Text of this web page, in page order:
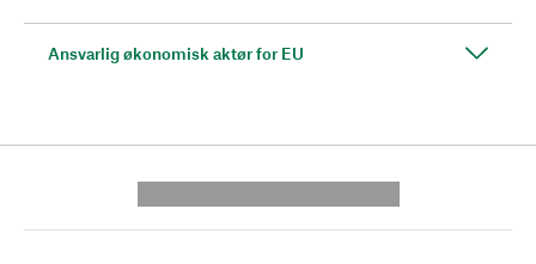
Ansvarlig økonomisk aktør for EU